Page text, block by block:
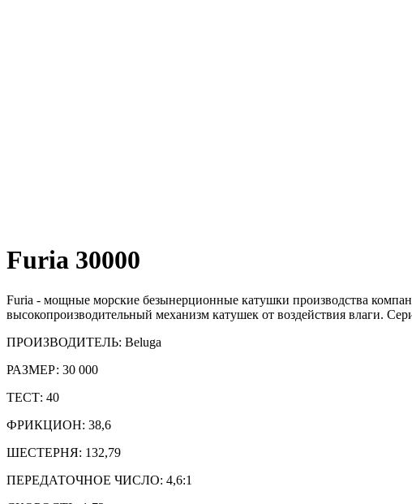
Furia 30000
Furia - мощные морские безынерционные катушки производства
высокопроизводительный механизм катушек от воздействия влаги.
ПРОИЗВОДИТЕЛЬ: Beluga
РАЗМЕР: 30 000
ТЕСТ: 40
ФРИКЦИОН: 38,6
ШЕСТЕРНЯ: 132,79
ПЕРЕДАТОЧНОЕ ЧИСЛО: 4,6:1